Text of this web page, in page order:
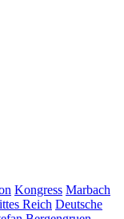
Kongress Marbach
Reich Deutsche